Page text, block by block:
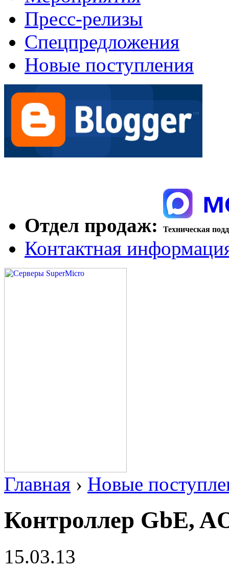
Пресс-релизы
Спецпредложения
Новые поступления
Отдел продаж: Техническая
Контактная
Главная › Новые
Контроллер GbE,
15.03.13